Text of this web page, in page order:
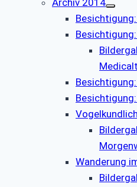
Archiv 2014
Besichtigung:
Wanderung